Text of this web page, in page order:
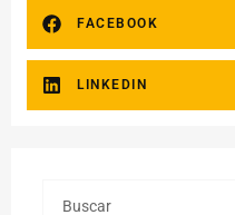
FACEBOOK
LINKEDIN